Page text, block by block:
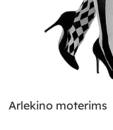
Arlekino moterims